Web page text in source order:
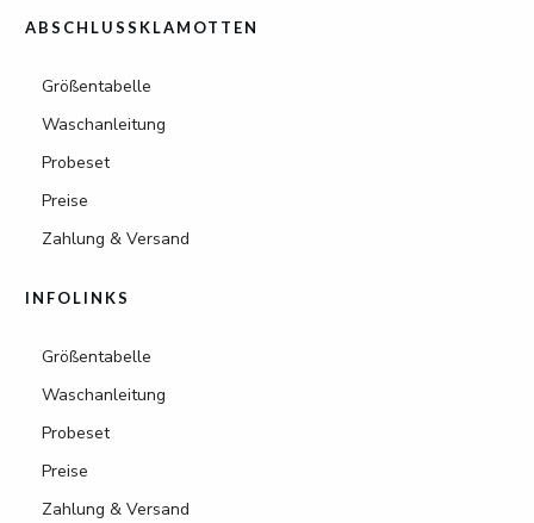
ABSCHLUSSKLAMOTTEN
Größentabelle
Waschanleitung
Probeset
Preise
Zahlung & Versand
INFOLINKS
Größentabelle
Waschanleitung
Probeset
Preise
Zahlung & Versand